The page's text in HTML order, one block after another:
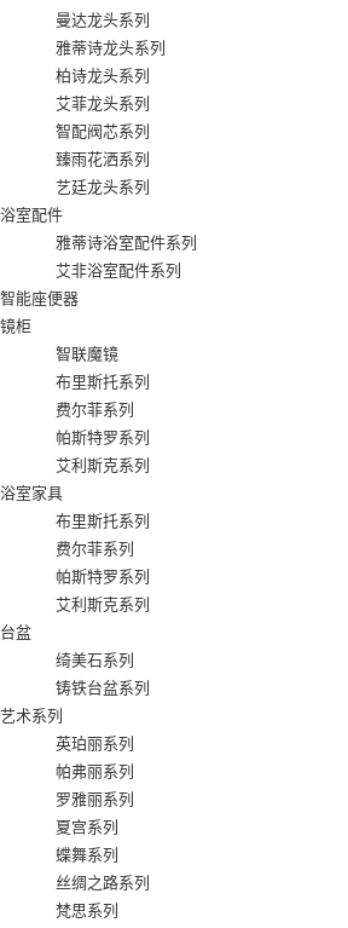
曼达龙头系列
雅蒂诗龙头系列
柏诗龙头系列
艾菲龙头系列
智配阀芯系列
臻雨花洒系列
艺廷龙头系列
浴室配件
雅蒂诗浴室配件系列
艾非浴室配件系列
智能座便器
镜柜
智联魔镜
布里斯托系列
费尔菲系列
帕斯特罗系列
艾利斯克系列
浴室家具
布里斯托系列
费尔菲系列
帕斯特罗系列
艾利斯克系列
台盆
绮美石系列
铸铁台盆系列
艺术系列
英珀丽系列
帕弗丽系列
罗雅丽系列
夏宫系列
蝶舞系列
丝绸之路系列
梵思系列